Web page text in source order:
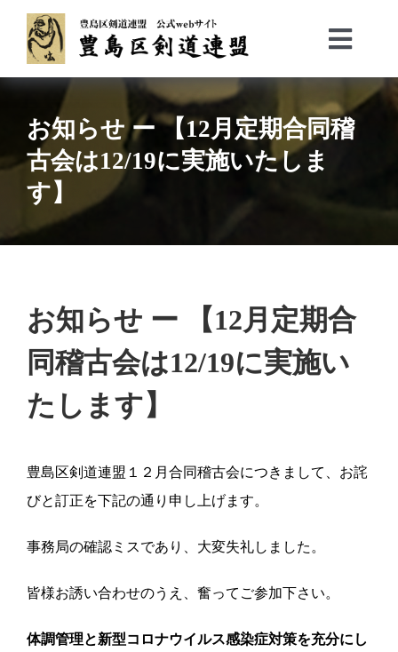
Top
会長挨拶／沿革
役員等
事業計画
トピックス
加盟団体
お問い合わせ
お知らせ ー 【12月定期合同稽
古会は12/19に実施いたしま
す】
お知らせ ー 【12月定期合
同稽古会は12/19に実施い
たします】
豊島区剣道連盟１２月合同稽古会につきまして、お詫
びと訂正を下記の通り申し上げます。
事務局の確認ミスであり、大変失礼しました。
皆様お誘い合わせのうえ、奮ってご参加下さい。
体調管理と新型コロナウイルス感染症対策を充分にし